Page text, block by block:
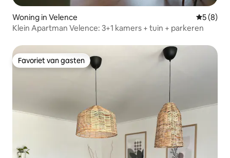
Woning in Velence
5 (8)
Klein Apartman Velence: 3+1 kamers + tuin + parkeren
Favoriet van gasten
Favoriet van gasten